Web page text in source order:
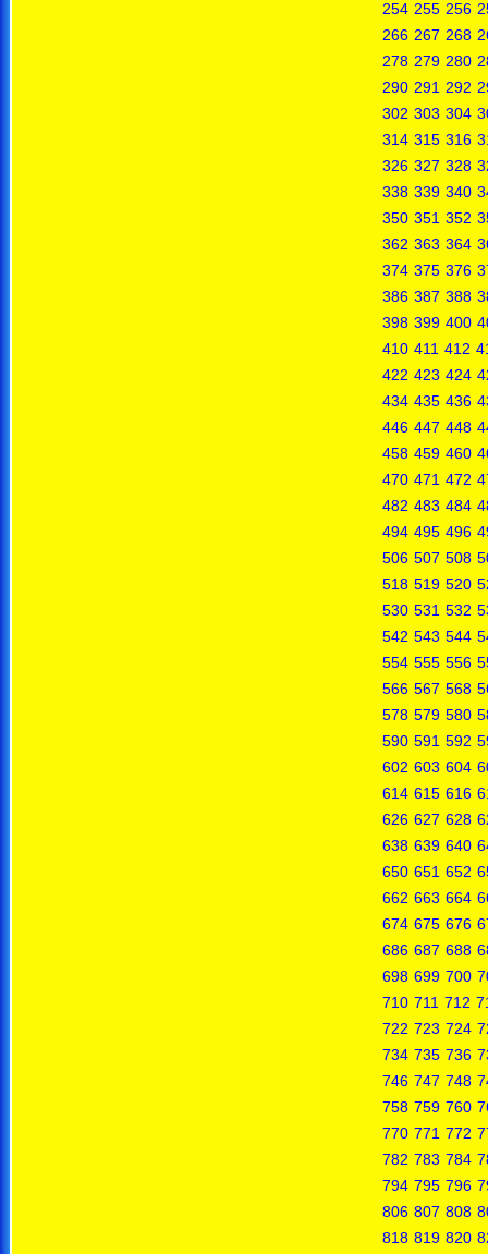
254 255 256
266 267 268
278 279 280
290 291 292
302 303 304
314 315 316
326 327 328
338 339 340
350 351 352
362 363 364
374 375 376
386 387 388
398 399 400
410 411 412
422 423 424
434 435 436
446 447 448
458 459 460
470 471 472
482 483 484
494 495 496
506 507 508
518 519 520
530 531 532
542 543 544
554 555 556
566 567 568
578 579 580
590 591 592
602 603 604
614 615 616
626 627 628
638 639 640
650 651 652
662 663 664
674 675 676
686 687 688
698 699 700
710 711 712
722 723 724
734 735 736
746 747 748
758 759 760
770 771 772
782 783 784
794 795 796
806 807 808
818 819 820